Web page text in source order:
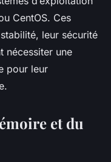
CentOS. Ces
leur sécurité
nécessiter une
pour leur
et du